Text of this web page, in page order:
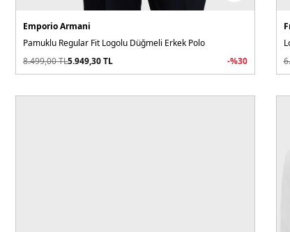
Emporio Armani
Pamuklu Regular Fit Logolu Düğmeli Erkek Polo
8.499,00TL5.949,30TL -%30